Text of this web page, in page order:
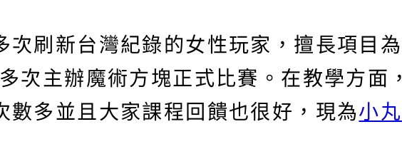
次刷新台灣紀錄的女性玩家，擅長項目
次主辦魔術方塊正式比賽。在教學方面
數多並且大家課程回饋也很好，現為小